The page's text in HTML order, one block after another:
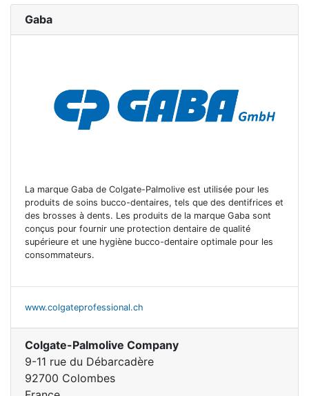
Gaba
La marque Gaba de Colgate-Palmolive est utilisée pour les
produits de soins bucco-dentaires, tels que des dentifrices et
des brosses à dents. Les produits de la marque Gaba sont
conçus pour fournir une protection dentaire de qualité
supérieure et une hygiène bucco-dentaire optimale pour les
consommateurs.
www.colgateprofessional.ch
Colgate-Palmolive Company
9-11 rue du Débarcadère
92700 Colombes